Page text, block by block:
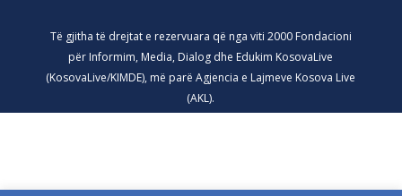
Të gjitha të drejtat e rezervuara që nga viti 2000 Fondacioni
për Informim, Media, Dialog dhe Edukim KosovaLive
(KosovaLive/KIMDE), më parë Agjencia e Lajmeve Kosova Live
(AKL).